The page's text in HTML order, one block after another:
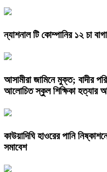
ন্যাশনাল টি কোম্পানির ১২ চা
আসামীরা জামিনে মুক্ত; বাদীর
আলোচিত স্কুল শিক্ষিকা হত্যার
কাউয়াদিঘি হাওরের পানি
সমাবেশ